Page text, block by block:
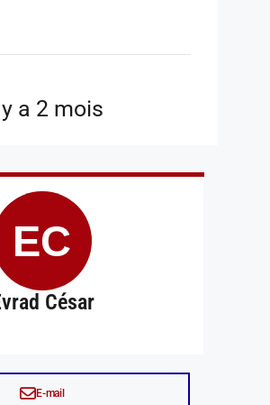
a 2 mois
EC
César
E-mail